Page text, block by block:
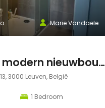
Marie Vandaele
Kamer vrij in modern nieuwbouwappartement Leuven
3000 Leuven, België
1 Bedroom